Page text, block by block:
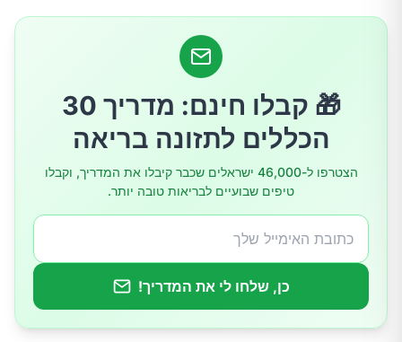
5.איזה מינרל בבטטה מסייע לנו נגד לחץ נפשי?
🎁 קבלו חינם: מדריך 30
הכללים לתזונה בריאה
הצטרפו ל-46,000 ישראלים שכבר קיבלו את המדריך, וקבלו
טיפים שבועיים לבריאות טובה יותר.
כן, שלחו לי את המדריך!